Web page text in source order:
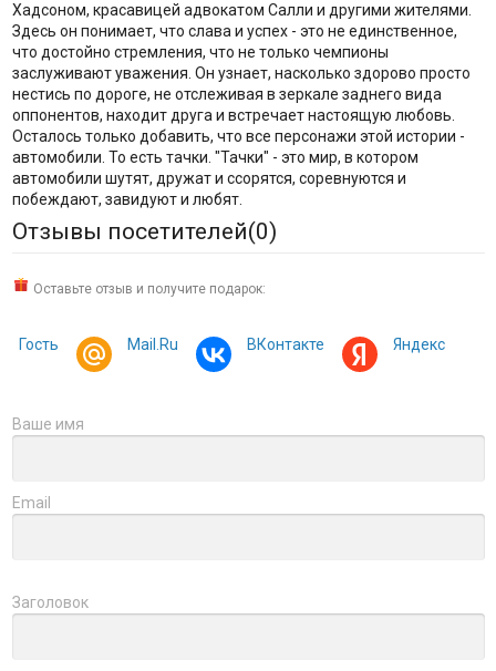
Хадсоном, красавицей адвокатом Салли и другими жителями.
Здесь он понимает, что слава и успех - это не единственное,
что достойно стремления, что не только чемпионы
заслуживают уважения. Он узнает, насколько здорово просто
нестись по дороге, не отслеживая в зеркале заднего вида
оппонентов, находит друга и встречает настоящую любовь.
Осталось только добавить, что все персонажи этой истории -
автомобили. То есть тачки. "Тачки" - это мир, в котором
автомобили шутят, дружат и ссорятся, соревнуются и
побеждают, завидуют и любят.
Отзывы посетителей(0)
Оставьте отзыв и получите подарок:
Гость Mail.Ru ВКонтакте Яндекс
Ваше имя
Email
Заголовок